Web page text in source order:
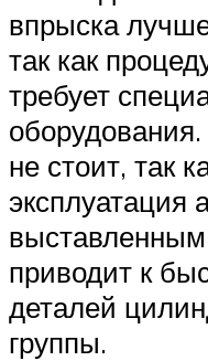
впрыска
так как
требует
оборудования.
не стоит, так
эксплуатация
приводит к
деталей
группы.